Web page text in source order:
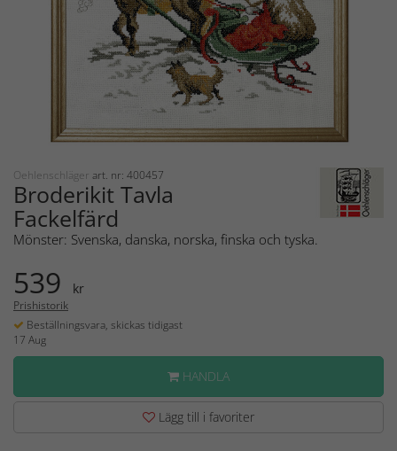
Oehlenschläger art. nr: 400457
Broderikit Tavla
Fackelfärd
Mönster: Svenska, danska, norska, finska och tyska.
539 kr
Prishistorik
Beställningsvara, skickas tidigast
17 Aug
HANDLA
Lägg till i favoriter